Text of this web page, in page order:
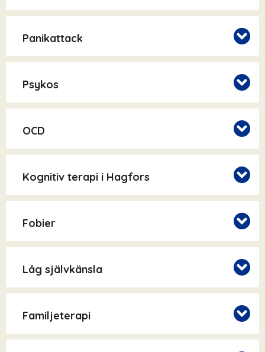
Panikattack
Psykos
OCD
Kognitiv terapi i Hagfors
Fobier
Låg självkänsla
Familjeterapi